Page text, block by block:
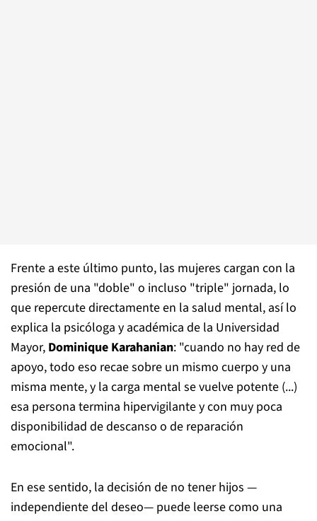
Frente a este último punto, las mujeres cargan con la
presión de una "doble" o incluso "triple" jornada, lo
que repercute directamente en la salud mental, así lo
explica la psicóloga y académica de la Universidad
Mayor, Dominique Karahanian: "cuando no hay red de
apoyo, todo eso recae sobre un mismo cuerpo y una
misma mente, y la carga mental se vuelve potente (...)
esa persona termina hipervigilante y con muy poca
disponibilidad de descanso o de reparación
emocional".
En ese sentido, la decisión de no tener hijos —
independiente del deseo— puede leerse como una